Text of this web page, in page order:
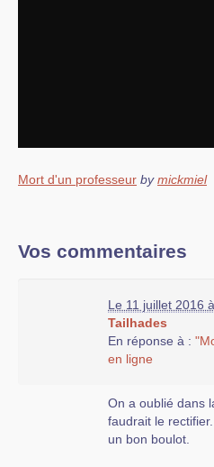
Mort d'un professeur bymickmiel
Vos commentaires
Le 11 juillet 2016
Tailhades
En réponse à :
en ligne
On a oublié dans
faudrait le
un bon boulot.